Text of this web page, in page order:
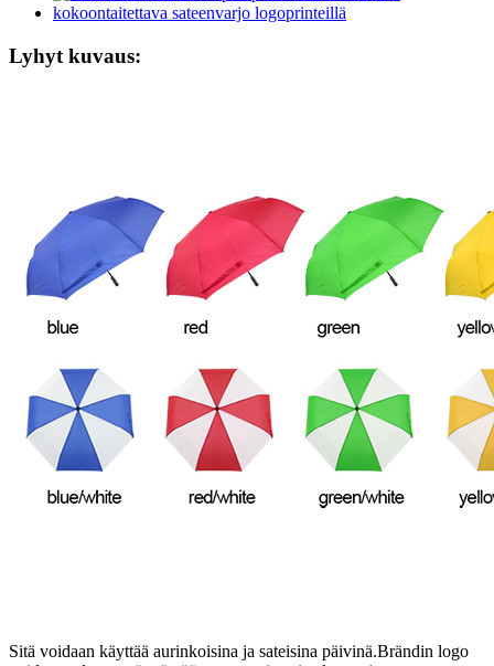
Lyhyt kuvaus:
Sitä voidaan käyttää aurinkoisina ja sateisina päivinä.Brändin logo